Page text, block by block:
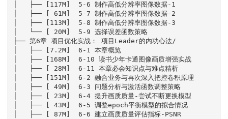
│   ├── [117M]  5-6 制作高低分辨率图像数据-1
│   ├── [ 61M]  5-7 制作高低分辨率图像数据-2
│   ├── [113M]  5-8 制作高低分辨率图像数据-3
│   └── [ 20M]  5-9 选择误差函数策略
├── 第6章 项目优化实战： 项目Leader的内功心法/
│   ├── [7.2M]  6-1 本章概览
│   ├── [168M]  6-10 读书少年卡通图像画质增强实战
│   ├── [ 28M]  6-11 本章必会知识点与难点精析
│   ├── [151M]  6-2 融合业务与再次深入把控卷积原理
│   ├── [ 49M]  6-3 问题分析与激活函数调整策略
│   ├── [ 23M]  6-4 提升画质质量-尝试不断更换模型
│   ├── [ 43M]  6-5 调整epoch平衡模型的拟合情况
│   ├── [ 87M]  6-6 建立画质质量评估指标-PSNR